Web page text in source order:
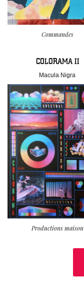
Commandes
COLORAMA II
Macula Nigra
Productions maison